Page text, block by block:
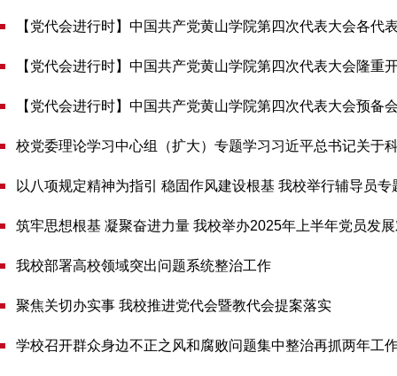
【党代会进行时】中国共产党黄山学院第四次代表大会各代
【党代会进行时】中国共产党黄山学院第四次代表大会隆重
【党代会进行时】中国共产党黄山学院第四次代表大会预备
校党委理论学习中心组（扩大）专题学习习近平总书记关于
以八项规定精神为指引 稳固作风建设根基 我校举行辅导员专
筑牢思想根基 凝聚奋进力量 我校举办2025年上半年党员发
我校部署高校领域突出问题系统整治工作
聚焦关切办实事 我校推进党代会暨教代会提案落实
学校召开群众身边不正之风和腐败问题集中整治再抓两年工